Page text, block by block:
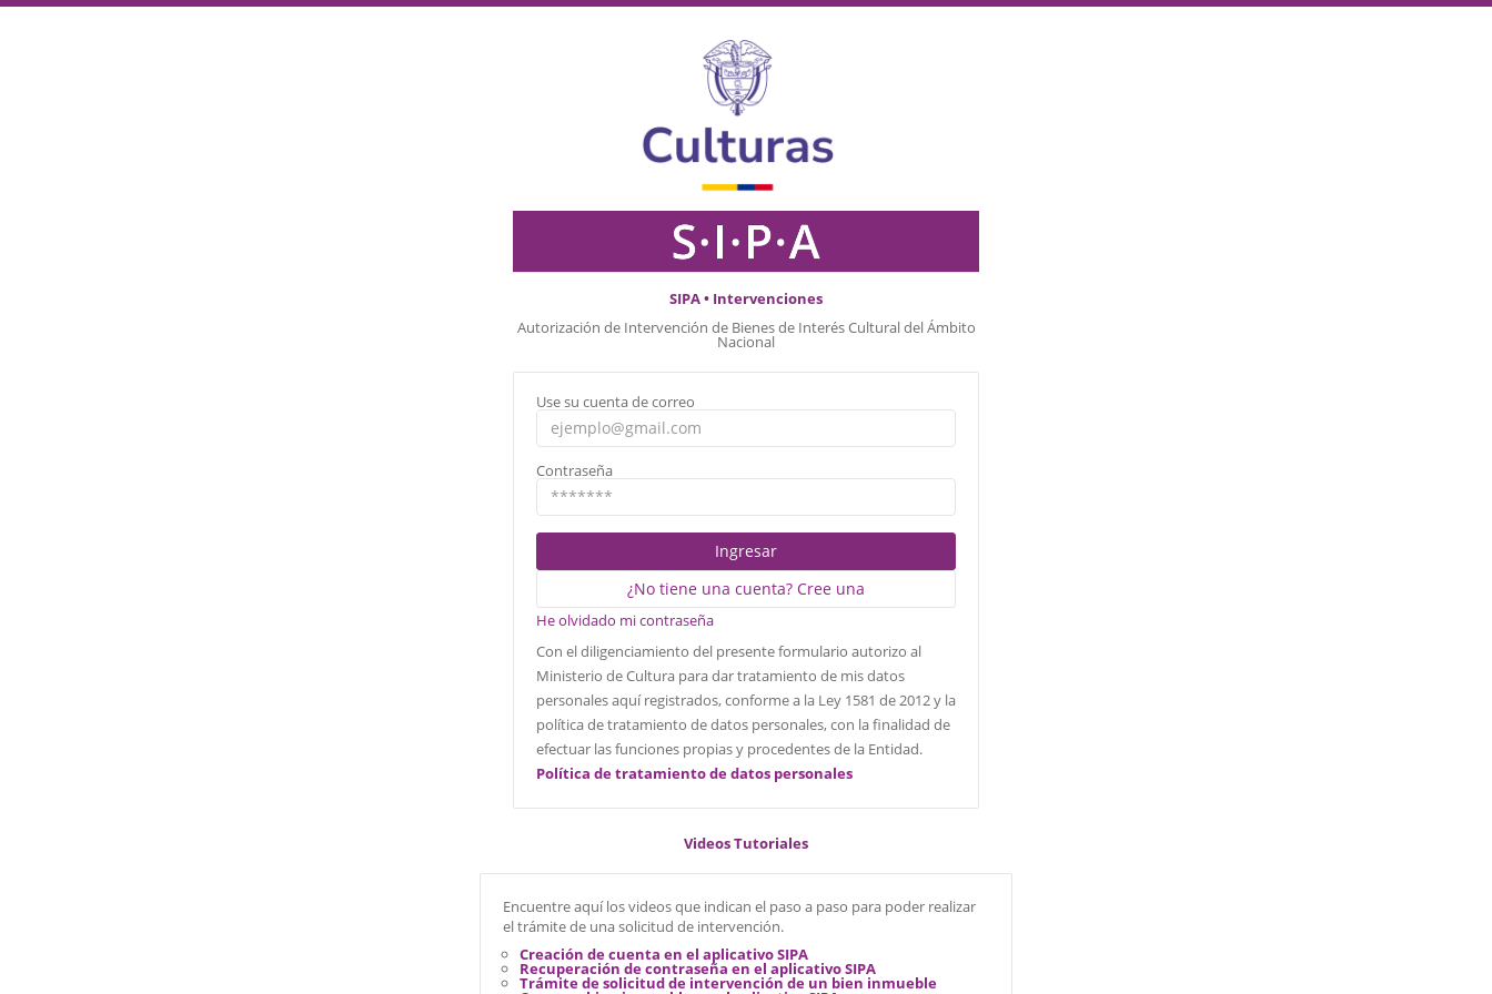
SIPA • Intervenciones
Autorización de Intervención de Bienes de Interés Cultural del Ámbito
Nacional
Use su cuenta de correo
Contraseña
Ingresar
¿No tiene una cuenta? Cree una
He olvidado mi contraseña
Con el diligenciamiento del presente formulario autorizo al
Ministerio de Cultura para dar tratamiento de mis datos
personales aquí registrados, conforme a la Ley 1581 de 2012 y la
política de tratamiento de datos personales, con la finalidad de
efectuar las funciones propias y procedentes de la Entidad.
Política de tratamiento de datos personales
Videos Tutoriales
Encuentre aquí los videos que indican el paso a paso para poder realizar
el trámite de una solicitud de intervención.
Creación de cuenta en el aplicativo SIPA
Recuperación de contraseña en el aplicativo SIPA
Trámite de solicitud de intervención de un bien inmueble